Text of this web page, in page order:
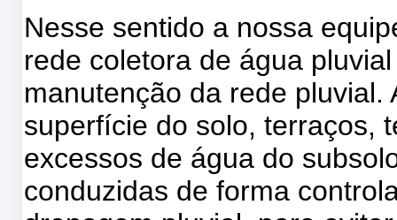
Nesse sentido a nossa
rede coletora de água
manutenção da rede
superfície do solo, terraços,
excessos de água do
conduzidas de forma